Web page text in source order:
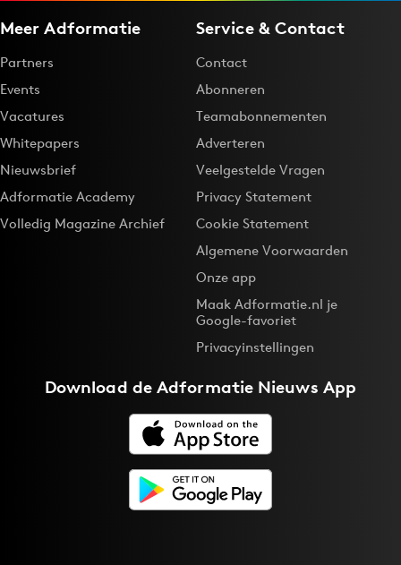
Meer Adformatie
Partners
Events
Vacatures
Whitepapers
Nieuwsbrief
Adformatie Academy
Volledig Magazine Archief
Service & Contact
Contact
Abonneren
Teamabonnementen
Adverteren
Veelgestelde Vragen
Privacy Statement
Cookie Statement
Algemene Voorwaarden
Onze app
Maak Adformatie.nl je
Google-favoriet
Privacyinstellingen
Download deAdformatie Nieuws App